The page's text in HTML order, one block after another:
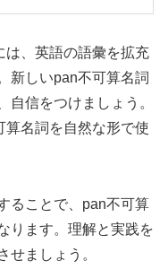
は、英語の語彙を拡充
新しいpan不可算名詞
自信をつけましょう。
名詞を自然な形で使
ることで、pan不可算
ります。理解と実践を
せましょう。